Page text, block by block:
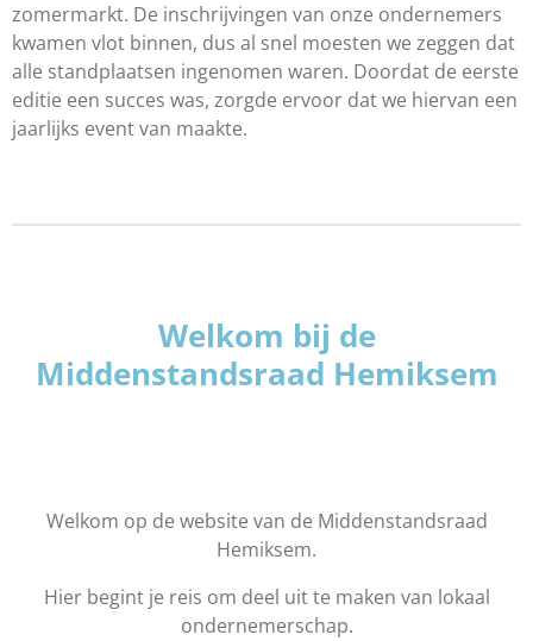
zomermarkt. De inschrijvingen van onze ondernemers
kwamen vlot binnen, dus al snel moesten we zeggen dat
alle standplaatsen ingenomen waren. Doordat de eerste
editie een succes was, zorgde ervoor dat we hiervan een
jaarlijks event van maakte.
Welkom bij de
Middenstandsraad Hemiksem
Welkom op de website van de Middenstandsraad
Hemiksem.
Hier begint je reis om deel uit te maken van lokaal
ondernemerschap.